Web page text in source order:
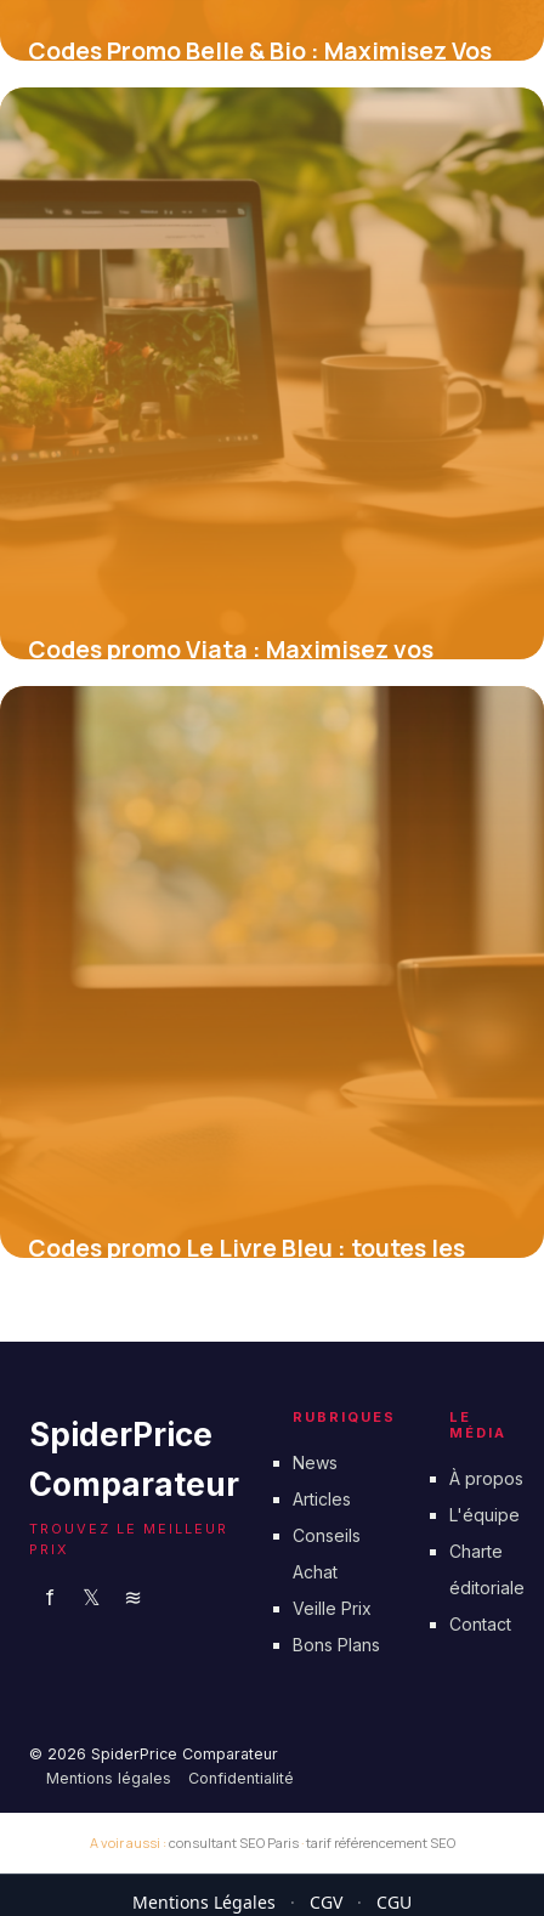
Codes Promo Belle & Bio : Maximisez Vos
Économies sur la Beauté Naturelle
16 juin 2026
Codes promo Viata : Maximisez vos
économies sur vos produits bien-être
Codes promo Le Livre Bleu : toutes les
SpiderPrice
Comparateur
TROUVEZ LE MEILLEUR
PRIX
f 𝕏 ≋
RUBRIQUES
News
Articles
Conseils
Achat
Veille Prix
Bons Plans
LE
MÉDIA
À propos
L'équipe
Charte
éditoriale
Contact
© 2026 SpiderPrice Comparateur
Mentions légales
Confidentialité
A voir aussi : consultant SEO Paris·tarif référencement SEO
Mentions Légales · CGV · CGU